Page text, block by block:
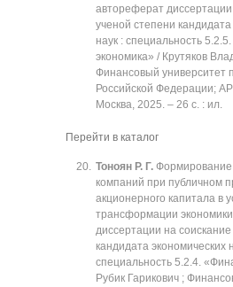
автореферат
ученой степени
наук : специальность
экономика» / Крутяков
Финансовый университет
Российской Федерации;
Москва, 2025. ‒ 26 с. : ил.
Перейти в каталог
Тоноян Р. Г. Формирование
компаний при публичном
акционерного капитала в
трансформации
диссертации на
кандидата экономических
специальность 5.2.4.
Рубик Гарикович ;